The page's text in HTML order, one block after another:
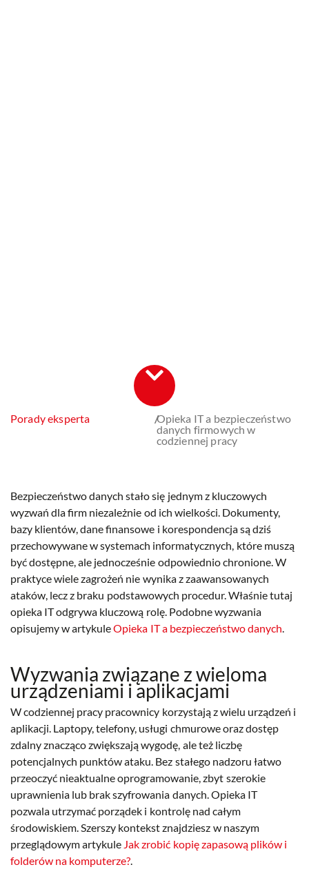
Porady eksperta /Opieka IT a bezpieczeństwo
danych firmowych w
codziennej pracy
Bezpieczeństwo danych stało się jednym z kluczowych
wyzwań dla firm niezależnie od ich wielkości. Dokumenty,
bazy klientów, dane finansowe i korespondencja są dziś
przechowywane w systemach informatycznych, które muszą
być dostępne, ale jednocześnie odpowiednio chronione. W
praktyce wiele zagrożeń nie wynika z zaawansowanych
ataków, lecz z braku podstawowych procedur. Właśnie tutaj
opieka IT odgrywa kluczową rolę. Podobne wyzwania
opisujemy w artykuleOpieka IT a bezpieczeństwo danych
Wyzwania związane z wieloma
urządzeniami i aplikacjami
W codziennej pracy pracownicy korzystają z wielu urządzeń i
aplikacji. Laptopy, telefony, usługi chmurowe oraz dostęp
zdalny znacząco zwiększają wygodę, ale też liczbę
potencjalnych punktów ataku. Bez stałego nadzoru łatwo
przeoczyć nieaktualne oprogramowanie, zbyt szerokie
uprawnienia lub brak szyfrowania danych. Opieka IT
pozwala utrzymać porządek i kontrolę nad całym
środowiskiem. Szerszy kontekst znajdziesz w naszym
przeglądowym artykule Jak zrobić kopię zapasową plików i
folderów na komputerze?.